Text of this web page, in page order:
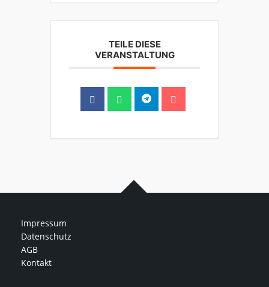
TEILE DIESE
VERANSTALTUNG
Impressum
Datenschutz
AGB
Kontakt